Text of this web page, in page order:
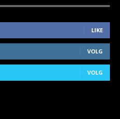
LIKE
VOLG
VOLG